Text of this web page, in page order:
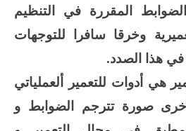
المقررة في التنظيم
وخرقا سافرا للتوجهات
في هذا الصدد.
هي أدوات للتعمير ألعملياتي
صورة تترجم الضوابط و